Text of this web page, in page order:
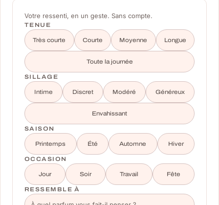
Votre ressenti, en un geste. Sans compte.
TENUE
Très courte Courte Moyenne Longue
Toute la journée
SILLAGE
Intime Discret Modéré Généreux
Envahissant
SAISON
Printemps Été Automne Hiver
OCCASION
Jour Soir Travail Fête
RESSEMBLE À